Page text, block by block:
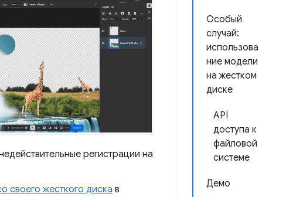
Особый
случай:
использова
ние модели
на жестком
диске
API
доступа к
файловой
системе
Демо
регистрации на
своего жесткого диска в